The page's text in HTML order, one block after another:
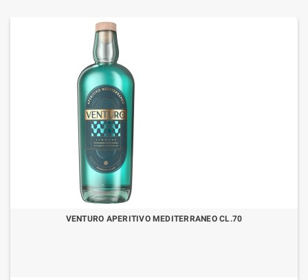
VENTURO APERITIVO MEDITERRANEO CL.70